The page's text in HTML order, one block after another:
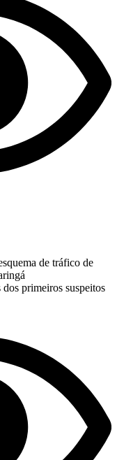
de tráfico de
primeiros suspeitos